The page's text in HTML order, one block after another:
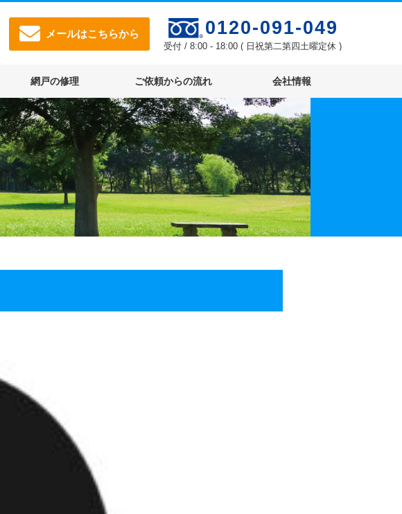
0120-091-049
受付 / 8:00 - 18:00 ( 日祝第二第四土曜定休 )
メールはこちらから
網戸の修理 ご依頼からの流れ 会社情報